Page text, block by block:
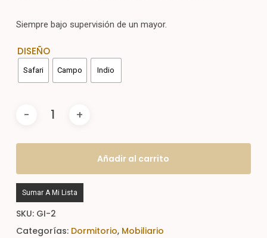
Siempre bajo supervisión de un mayor.
DISEÑO
Safari Campo Indio
Añadir al carrito
Sumar A Mi Lista
SKU: GI-2
Categorías: Dormitorio, Mobiliario